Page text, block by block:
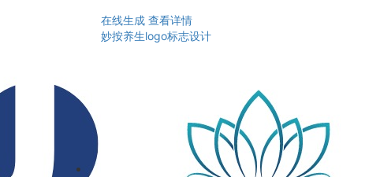
在线生成 查看详情
妙按养生logo标志设计